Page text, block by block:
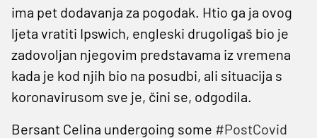
ima pet dodavanja za pogodak. Htio ga ja ovog
ljeta vratiti Ipswich, engleski drugoligaš bio je
zadovoljan njegovim predstavama iz vremena
kada je kod njih bio na posudbi, ali situacija s
koronavirusom sve je, čini se, odgodila.
Bersant Celina undergoing some #PostCovid